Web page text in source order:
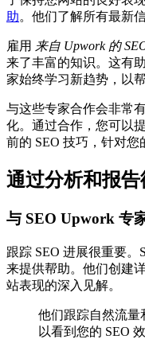
助。他们了解所有最新
雇用 来自 Upwork 的
来了丰富的知识。这有
家始终学习新趋势，以
与这些专家合作会非常
化。通过合作，您可以
前的 SEO 技巧，针对您
通过分析和报告
与 SEO Upwork 专
跟踪 SEO 进展很重要
来提供帮助。他们创建
站表现的深入见解。
他们跟踪自然流量
以看到您的 SEO